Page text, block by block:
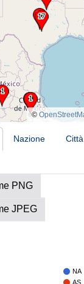
©
Nazione Città
PNG
JPEG
NA
AS